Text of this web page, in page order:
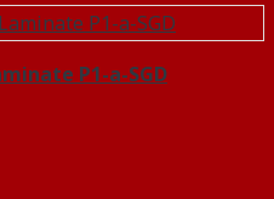
P1-a-SGD